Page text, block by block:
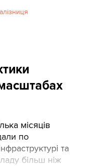
місяців
по
та
більш ніж